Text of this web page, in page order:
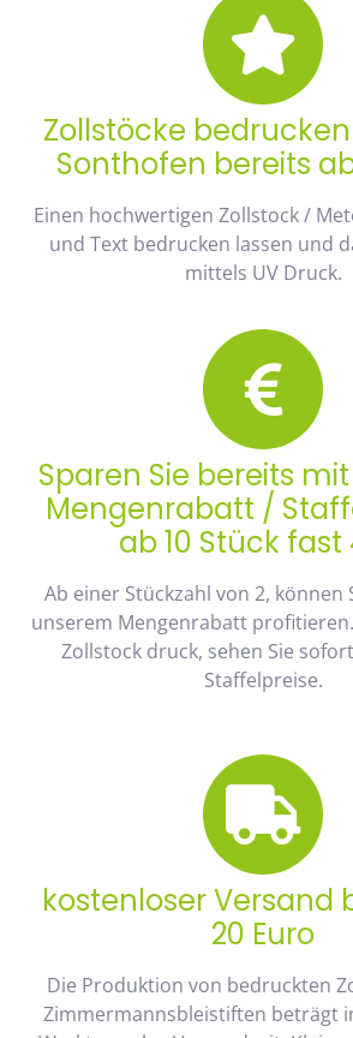
Zollstöcke
Sonthofen bereits
Einen hochwertigen Zollstock /
und Text bedrucken lassen und
mittels UV Druck.
Sparen Sie bereits
Mengenrabatt /
ab 10 Stück fast
Ab einer Stückzahl von 2, können
unserem Mengenrabatt
Zollstock druck, sehen Sie
Staffelpreise.
kostenloser Versand
20 Euro
Die Produktion von bedruckten
Zimmermannsbleistiften beträgt